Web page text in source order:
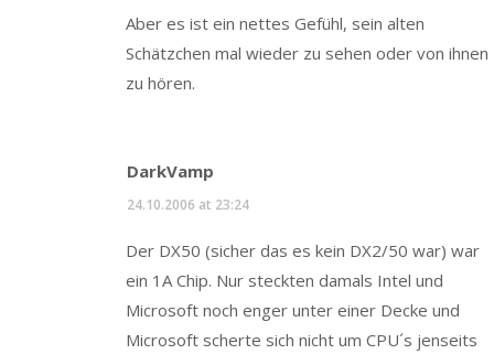
Aber es ist ein nettes Gefühl, sein alten
Schätzchen mal wieder zu sehen oder von ihnen
zu hören.
DarkVamp
24.10.2006 at 23:24
Der DX50 (sicher das es kein DX2/50 war) war
ein 1A Chip. Nur steckten damals Intel und
Microsoft noch enger unter einer Decke und
Microsoft scherte sich nicht um CPU´s jenseits